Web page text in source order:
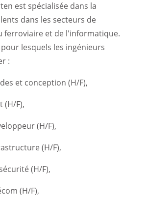
est spécialisée dans la
dans les secteurs de
ferroviaire et de l'informatique.
lesquels les ingénieurs
:
et conception (H/F),
(H/F),
(H/F),
(H/F),
(H/F),
(H/F),